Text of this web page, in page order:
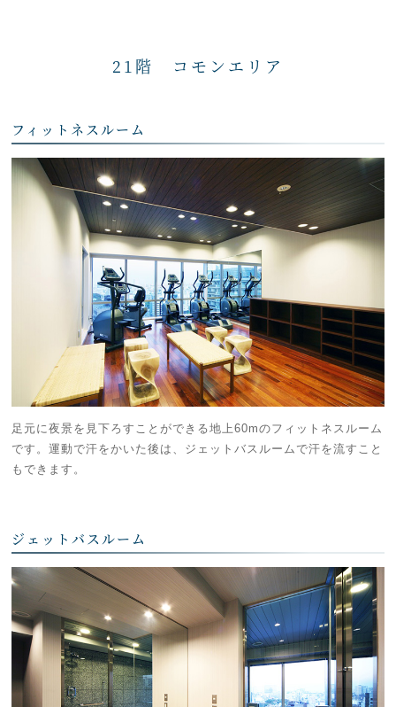
21階 コモンエリア
フィットネスルーム
足元に夜景を見下ろすことができる地上60mのフィットネスルーム
です。運動で汗をかいた後は、ジェットバスルームで汗を流すこと
もできます。
ジェットバスルーム